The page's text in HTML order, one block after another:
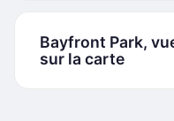
Bayfront Park,
sur la carte